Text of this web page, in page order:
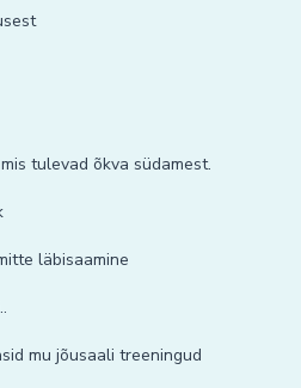
tulevad õkva südamest.
läbisaamine
mu jõusaali treeningud